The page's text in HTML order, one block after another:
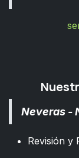
Neveras -
Revisión y